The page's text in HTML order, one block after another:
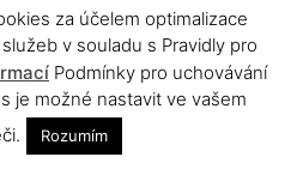
za účelem optimalizace
v souladu s Pravidly pro
Podmínky pro uchovávání
je možné nastavit ve vašem
Rozumím